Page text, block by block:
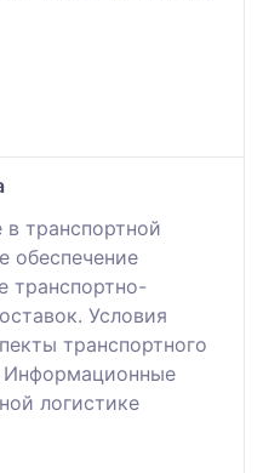
в транспортной
обеспечение
транспортно-
Условия
транспортного
Информационные
логистике